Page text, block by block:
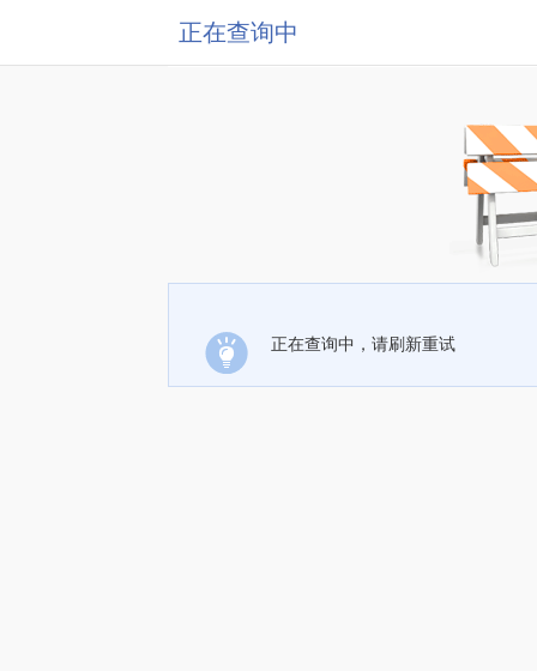
正在查询中
正在查询中，请刷新重试